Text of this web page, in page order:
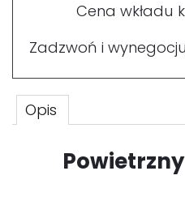
Cena wkładu
Zadzwoń i
Opis